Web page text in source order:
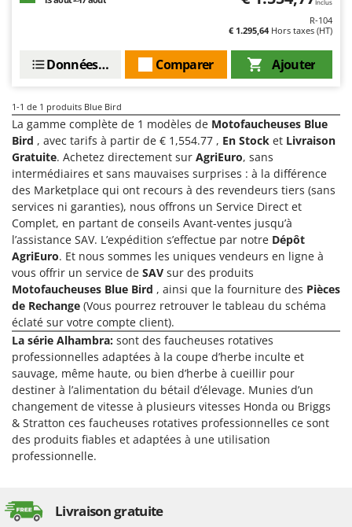
Décompacteurs agricoles
Découpeurs plasma
Déplaqueuses de gazon
Désherbeurs thermiques et mécaniques
Déshumidificateurs
Draineuses
E
Échelles en aluminium
Effaroucheurs d'oiseaux
Effeuilleuses pour olives
Égreneuses à maïs
Électropompes pour la maison et le jardin
Éleveuses artificielles pour poussins
Enfouisseurs de pierres
Enrouleurs de filets pour olives
Équipements de protection des voies respiratoires
Bissell
BlackStone
Blue Bird
Bomet
Bosch
Brumi
BullMach
C
C.EL.ME.
Calory Forni
Campagnola
Campingaz
Castelgarden
Castellari
Ceccato Olindo
Char-Broil
Cofra
R-104
€ 1.295,64Hors taxes (HT)
Ajouter
Comparer
Données techniques
1-1 de 1 produits Blue Bird
La gamme complète de 1 modèles de Motofaucheuses Blue
Bird , avec tarifs à partir de € 1,554.77 , En Stock et Livraison
Gratuite. Achetez directement sur AgriEuro, sans
intermédiaires et sans mauvaises surprises : à la différence
des Marketplace qui ont recours à des revendeurs tiers (sans
services ni garanties), nous offrons un Service Direct et
Complet, en partant de conseils Avant-ventes jusqu’à
l’assistance SAV. L’expédition s’effectue par notre Dépôt
AgriEuro. Et nous sommes les uniques vendeurs en ligne à
vous offrir un service de SAV sur des produits
Motofaucheuses Blue Bird , ainsi que la fourniture des Pièces
de Rechange (Vous pourrez retrouver le tableau du schéma
éclaté sur votre compte client).
La série Alhambra: sont des faucheuses rotatives
professionnelles adaptées à la coupe d’herbe inculte et
sauvage, même haute, ou bien d’herbe à cueillir pour
destiner à l’alimentation du bétail d’élevage. Munies d’un
changement de vitesse à plusieurs vitesses Honda ou Briggs
& Stratton ces faucheuses rotatives professionnelles ce sont
des produits fiables et adaptées à une utilisation
professionnelle.
Livraison gratuite